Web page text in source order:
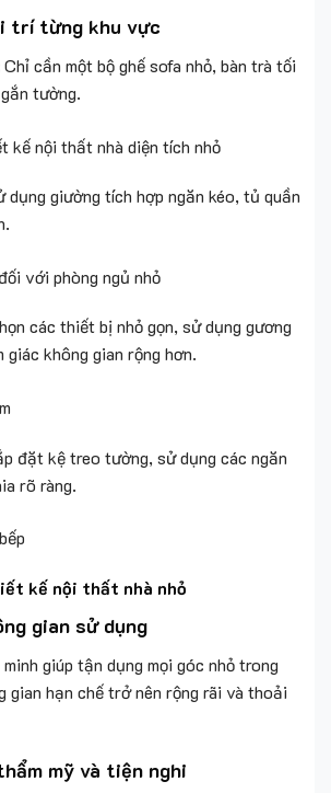
trí từng khu vực
Chỉ cần một bộ ghế sofa nhỏ, bàn trà tối
tường.
dụng giường tích hợp ngăn kéo, tủ quần
các thiết bị nhỏ gọn, sử dụng gương
không gian rộng hơn.
đặt kệ treo tường, sử dụng các ngăn
rõ ràng.
kế nội thất nhà nhỏ
gian sử dụng
giúp tận dụng mọi góc nhỏ trong
gian hạn chế trở nên rộng rãi và thoải
mỹ và tiện nghi